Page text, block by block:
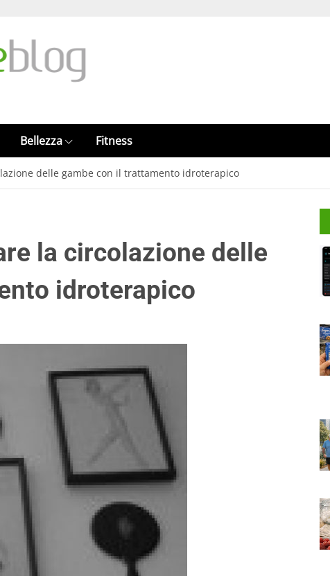
Bellezza Fitness
delle gambe con il trattamento idroterapico
la circolazione delle
idroterapico